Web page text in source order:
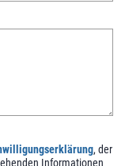
, der
Informationen